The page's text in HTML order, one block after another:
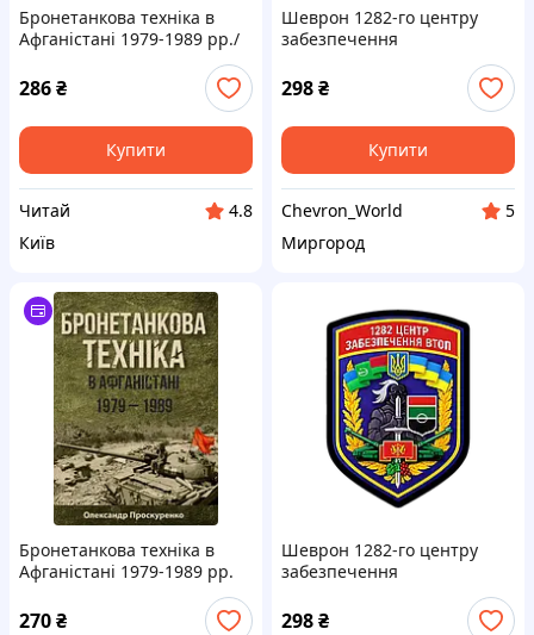
Бронетанкова техніка в
Афганістані 1979-1989 рр./
286₴
Купити
Читай
4.8
Київ
Шеврон 1282-го центру
забезпечення
бронетанковим озброєнням
та технікою ЗСУ на липучці
298₴
Купити
Chevron_World
5
Миргород
Бронетанкова техніка в
Афганістані 1979-1989 рр.
270₴
Шеврон 1282-го центру
забезпечення
бронетанковим озброєнням
та технікою ЗСУ на липучці
298₴